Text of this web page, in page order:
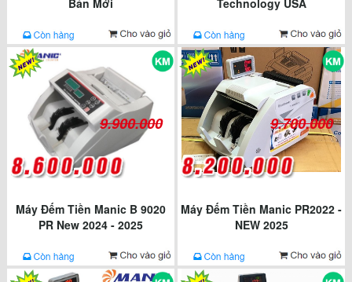
9.900.000
Máy Đếm Tiền Manic B 9020
PR New 2024 - 2025
9.700.000
Máy Đếm Tiền Manic PR2022 -
NEW 2025